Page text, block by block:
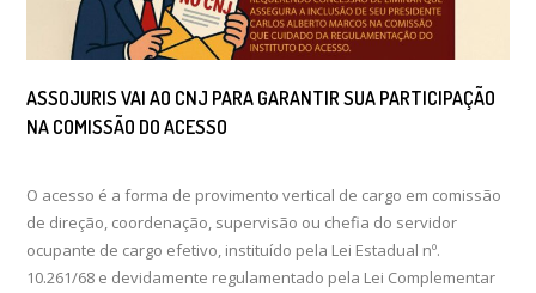
ASSOJURIS VAI AO CNJ PARA GARANTIR SUA PARTICIPAÇÃO
NA COMISSÃO DO ACESSO
O acesso é a forma de provimento vertical de cargo em comissão
de direção, coordenação, supervisão ou chefia do servidor
ocupante de cargo efetivo, instituído pela Lei Estadual nº.
10.261/68 e devidamente regulamentado pela Lei Complementar